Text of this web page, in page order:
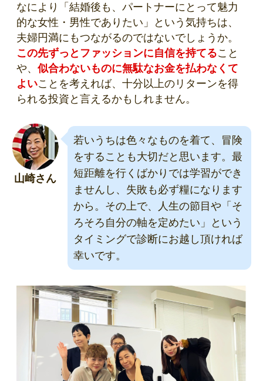
なにより「結婚後も、パートナーにとって魅力
的な女性・男性でありたい」という気持ちは、
夫婦円満にもつながるのではないでしょうか。
この先ずっとファッションに自信を持てること
や、 似合わないものに無駄なお金を払わなくて
よいことを考えれば、十分以上のリターンを得
られる投資と言えるかもしれません。
山崎さん
若いうちは色々なものを着て、冒険
をすることも大切だと思います。最
短距離を行くばかりでは学習ができ
ませんし、失敗も必ず糧になります
から。その上で、人生の節目や「そ
ろそろ自分の軸を定めたい」という
タイミングで診断にお越し頂ければ
幸いです。